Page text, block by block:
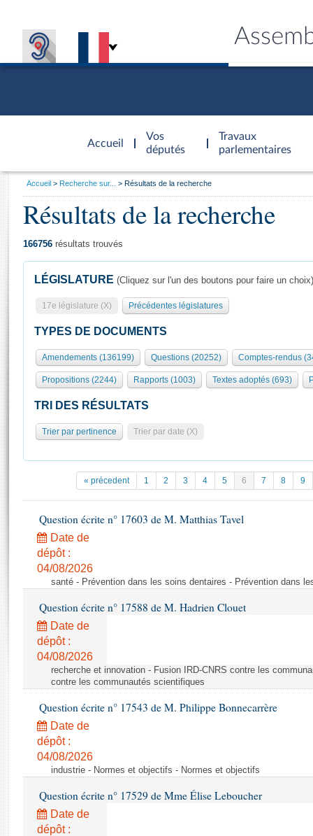
Accueil
d'accueil
Vos
députés
Travaux
parlementaires
Présidence
577 députés
Groupes politiques
Séance publique
Commissions et autres organes
Europe et International
Pétitions
Projets de loi
Propositions de loi
Amendements
Textes adoptés
Rapports d'information
Rapports d'enquête
Rapports législatifs
Baromètre de l’application des lois
Dossiers législatifs
Budget et sécurité sociale
Questions écrites et orales
Comptes rendus des débats
Général
Rôle et pouvoirs de l'Assemblée
Organisation de l'Assemblée
Présidence Conférence des Présidents Bureau Collège des
Statistiques et chiffres clés
Documents de référence
( Constitution | Règlement de l'Assemblée ... )
Histoire
Juniors
Anciennes législatures
Liens vers les sites publics
Visiter l'Assemblée
Visite virtuelle du palais Bourbon
Assister à une séance
La Bibliothèque
Contacts et plan d'accès
Photos libres de droit
Vous
Accueil Recherche sur... Résultats de la recherche
Résultats de la recherche
166756 résultats trouvés
LÉGISLATURE (Cliquez sur l'un des boutons pour faire un choix)
17e législature (X) Précédentes législatures
TYPES DE DOCUMENTS
Amendements (136199) Questions (20252) Comptes-rendus
Propositions (2244) Rapports (1003) Textes adoptés (693)
TRI DES RÉSULTATS
Trier par pertinence Trier par date (X)
« précedent 1 2 3 4 5 6 7 8 9
Question écrite n° 17603 de M. Matthias Tavel
Date de
dépôt :
04/08/2026
santé - Prévention dans les soins dentaires - Prévention dans
Question écrite n° 17588 de M. Hadrien Clouet
Date de
dépôt :
04/08/2026
recherche et innovation - Fusion IRD-CNRS contre les
contre les communautés scientifiques
Question écrite n° 17543 de M. Philippe Bonnecarrère
Date de
dépôt :
04/08/2026
industrie - Normes et objectifs - Normes et objectifs
Question écrite n° 17529 de Mme Élise Leboucher
Date de
dépôt :